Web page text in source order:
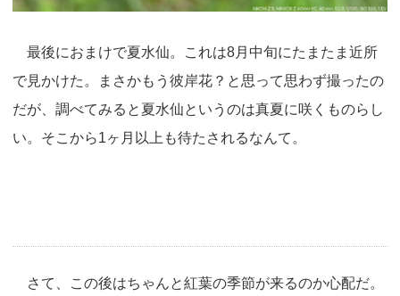
最後におまけで夏水仙。これは8月中旬にたまたま近所
で見かけた。まさかもう彼岸花？と思って思わず撮ったの
だが、調べてみると夏水仙というのは真夏に咲くものらし
い。そこから1ヶ月以上も待たされるなんて。
さて、この後はちゃんと紅葉の季節が来るのか心配だ。